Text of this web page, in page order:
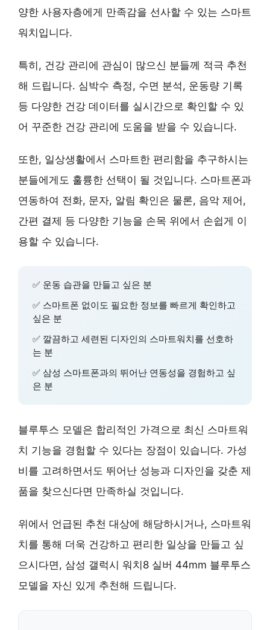
양한 사용자층에게 만족감을 선사할 수 있는 스마트
워치입니다.
특히, 건강 관리에 관심이 많으신 분들께 적극 추천
해 드립니다. 심박수 측정, 수면 분석, 운동량 기록
등 다양한 건강 데이터를 실시간으로 확인할 수 있
어 꾸준한 건강 관리에 도움을 받을 수 있습니다.
또한, 일상생활에서 스마트한 편리함을 추구하시는
분들에게도 훌륭한 선택이 될 것입니다. 스마트폰과
연동하여 전화, 문자, 알림 확인은 물론, 음악 제어,
간편 결제 등 다양한 기능을 손목 위에서 손쉽게 이
용할 수 있습니다.
✅ 운동 습관을 만들고 싶은 분
✅ 스마트폰 없이도 필요한 정보를 빠르게 확인하고
싶은 분
✅ 깔끔하고 세련된 디자인의 스마트워치를 선호하
는 분
✅ 삼성 스마트폰과의 뛰어난 연동성을 경험하고 싶
은 분
블루투스 모델은 합리적인 가격으로 최신 스마트워
치 기능을 경험할 수 있다는 장점이 있습니다. 가성
비를 고려하면서도 뛰어난 성능과 디자인을 갖춘 제
품을 찾으신다면 만족하실 것입니다.
위에서 언급된 추천 대상에 해당하시거나, 스마트워
치를 통해 더욱 건강하고 편리한 일상을 만들고 싶
으시다면, 삼성 갤럭시 워치8 실버 44mm 블루투스
모델을 자신 있게 추천해 드립니다.